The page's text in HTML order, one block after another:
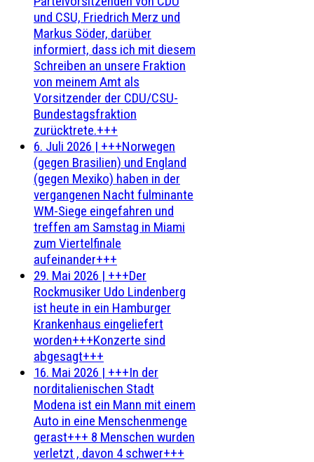
und CSU, Friedrich Merz und
Markus Söder, darüber
informiert, dass ich mit diesem
Schreiben an unsere Fraktion
von meinem Amt als
Vorsitzender der CDU/CSU-
Bundestagsfraktion
zurücktrete.+++
6. Juli 2026 | +++Norwegen
(gegen Brasilien) und England
(gegen Mexiko) haben in der
vergangenen Nacht fulminante
WM-Siege eingefahren und
treffen am Samstag in Miami
zum Viertelfinale
aufeinander+++
29. Mai 2026 | +++Der
Rockmusiker Udo Lindenberg
ist heute in ein Hamburger
Krankenhaus eingeliefert
worden+++Konzerte sind
abgesagt+++
16. Mai 2026 | +++In der
norditalienischen Stadt
Modena ist ein Mann mit einem
Auto in eine Menschenmenge
gerast+++ 8 Menschen wurden
verletzt , davon 4 schwer+++